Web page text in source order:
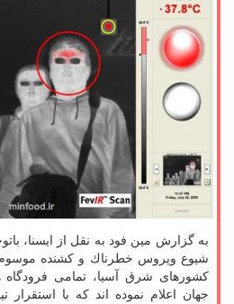
به گزارش مین فود به نقل از ایسنا،
شیوع ویروس خطرناك و كشنده
كشورهای شرق آسیا، تمامی فرودگاه
جهان اعلام نموده اند كه با